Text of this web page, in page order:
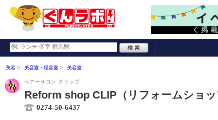
美容 美容室・理容室 美容室
ヘアーサロン クリップ
Reform shop CLIP（リフォームショ
0274-50-6437